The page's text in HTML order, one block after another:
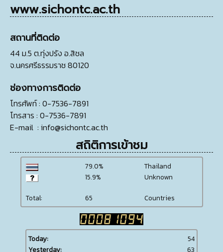
www.sichontc.ac.th
สถานที่ติดต่อ
44 ม.5 ต.ทุ่งปรัง อ.สิชล
จ.นครศรีธรรมราช 80120
ช่องทางการติดต่อ
โทรศัพท์: 0-7536-7891
โทรสาร : 0-7536-7891
E-mail : info@sichontc.ac.th
สถิติการเข้าชม
79.0%
Thailand
15.9%
Unknown
Total: 65 Countries
Today:
54
Yesterday:
63